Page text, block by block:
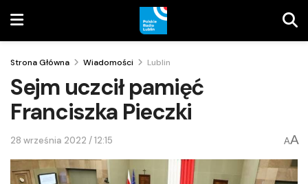
Strona Główna Wiadomości Lublin
Sejm uczcił pamięć
Franciszka Pieczki
28 września 2022 / 12:15 AA